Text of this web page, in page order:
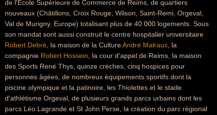
de l'École Supérieure de Commerce de Reims, de quartiers
nouveaux (Châtillons, Croix Rouge, Wilson, Saint-Remi, Orgeval,
Val de Murigny, Europe) totalisant plus de 40 000 logements. Sous
son mandat sont aussi construit le centre hospitalier universitaire
Robert Debré , la maison de la CultureAndré Malraux , la
compagnie Robert Hossein , la cour d'appel de Reims, la maison
des Sports René Thys, quinze crèches, cinq hospices pour
personnes âgées, de nombreux équipements sportifs dont la
piscine olympique et la patinoire, les Thiolettes et le stade
d'athlétisme Orgeval, de plusieurs grands parcs urbains dont les
parcs Léo Lagrande et St John Perse, la création du parc régional